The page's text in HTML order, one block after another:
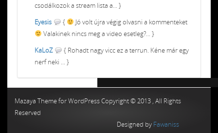
csodálkozok a stream lista a... }
Eyesis
{
Jó volt újra végig olvasni a kommenteket
Valakinek nincs meg a video esetleg?... }
KaLoZ
{ Rohadt nagy vicc ez a terrun. Kéne már egy
nerf neki ... }
Mazaya Theme for WordPress Copyright © 2013 , All Rights
Reserved
Designed by Fawaniss